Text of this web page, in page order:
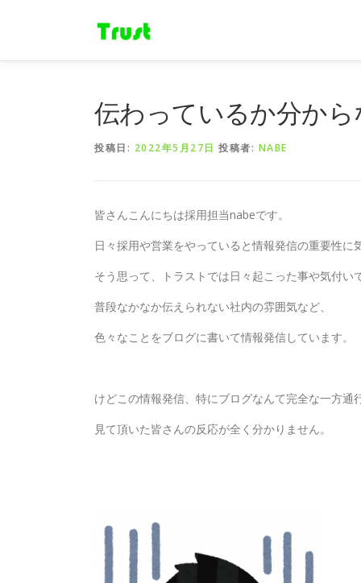
ン
伝わっているか分か
投稿日: 2022年5月27日 投稿者: NABE
皆さんこんにちは採用担当nabeです。
日々採用や営業をやっていると情報発信の重要性に
そう思って、トラストでは日々起こった事や気付い
普段なかなか伝えられない社内の雰囲気など、
色々なことをブログに書いて情報発信しています。
けどこの情報発信、特にブログなんて完全な一方通
見て頂いた皆さんの反応が全く分かりません。